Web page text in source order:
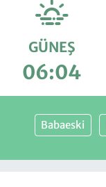
GÜNEŞ
06:04
Babaeski